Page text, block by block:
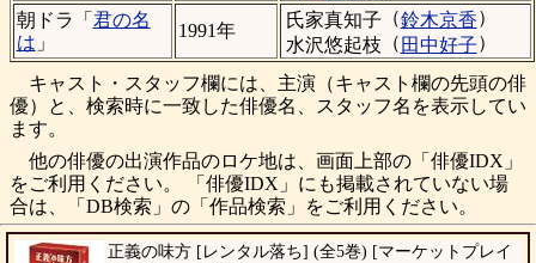
朝ドラ「 君の名
は 」
1991年
氏家真知子 （鈴木京香）
水沢悠起枝 （ 田中好子）
キャスト・スタッフ欄には、主演（キャスト欄の先頭の俳
優）と、検索時に一致した俳優名、スタッフ名を表示してい
ます。
他の俳優の出演作品のロケ地は、画面上部の「俳優IDX」
をご利用ください。 「俳優IDX」にも掲載されていない場
合は、「DB検索」の「作品検索」をご利用ください。
正義の味方 [レンタル落ち] (全5巻) [マーケットプレイ